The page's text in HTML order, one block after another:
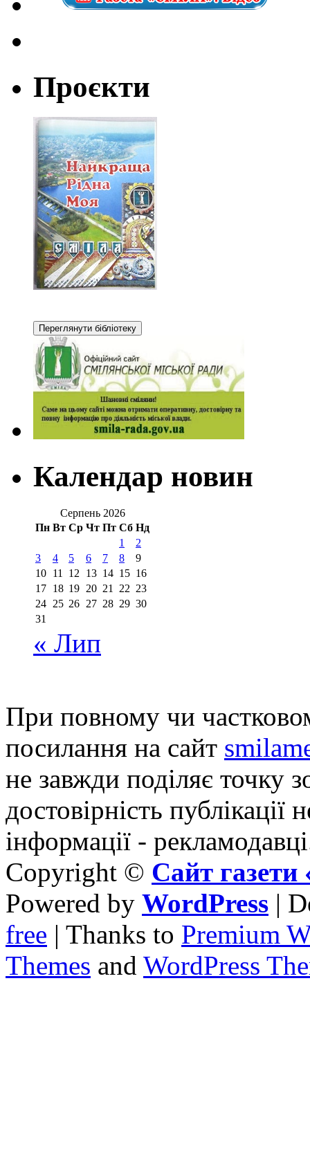
Проєкти
Календар новин
Серпень 2026
Пн Вт Ср Чт Пт Сб Нд
1
2
3
4 5 6 7 8
9
10 11 12 13 14 15 16
17 18 19 20 21 22 23
24 25 26 27 28 29 30
31
« Лип
При повному чи
посилання на сайт
не завжди поділяє точку
достовірність публікації
інформації -
Copyright © Сайт
Powered by WordPress |
free | Thanks to Premium
Themes and WordPress